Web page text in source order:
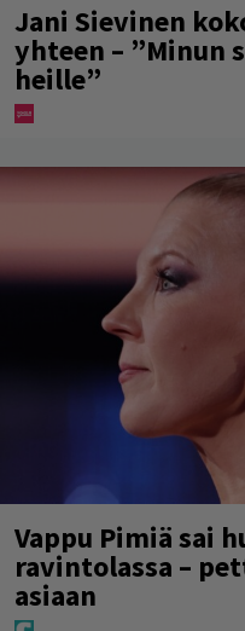
Jani Sievinen
yhteen – ”Minun
heille”
Vappu Pimiä sai
ravintolassa –
asiaan